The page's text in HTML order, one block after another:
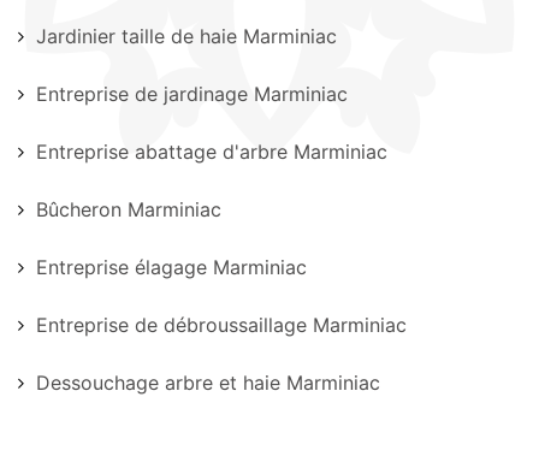
Jardinier taille de haie Marminiac
Entreprise de jardinage Marminiac
Entreprise abattage d'arbre Marminiac
Bûcheron Marminiac
Entreprise élagage Marminiac
Entreprise de débroussaillage Marminiac
Dessouchage arbre et haie Marminiac